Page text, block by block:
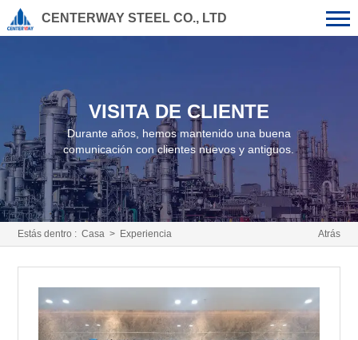
CENTERWAY STEEL CO., LTD
VISITA DE CLIENTE
Durante años, hemos mantenido una buena
comunicación con clientes nuevos y antiguos.
Atrás
Estás dentro :Casa > Experiencia